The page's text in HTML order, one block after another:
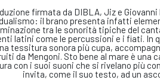
firmata da DIBLA, Jiz e
il brano presenta infatti
tra le sonorità tipiche del
latini come le percussioni e i fiati. In
tessitura sonora più cupa,
da Mengoni. Sto bene al mare è una
con i suoi suoni che si rivelano più
invita, come il suo testo, ad un